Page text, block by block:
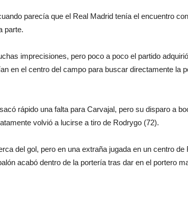
parecía que el Real Madrid tenía el encuentro
parte.
imprecisiones, pero poco a poco el partido
en el centro del campo para buscar directamente la
rápido una falta para Carvajal, pero su disparo a
volvió a lucirse a tiro de Rodrygo (72).
del gol, pero en una extraña jugada en un centro de
acabó dentro de la portería tras dar en el portero